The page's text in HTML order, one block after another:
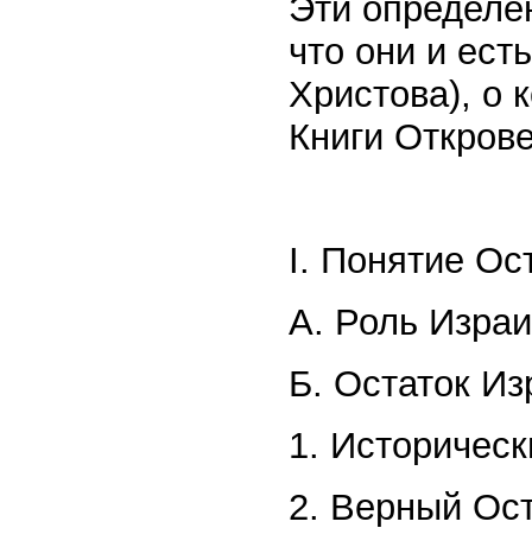
Эти
что они и
Христова), о
Книги
I. Понятие
А. Роль
Б. Остаток
1.
2. Верный